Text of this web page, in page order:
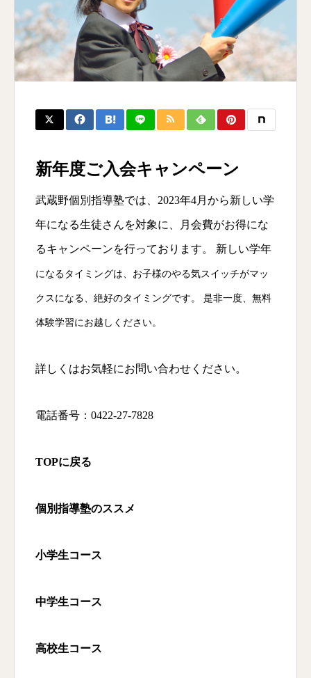
新年度ご入会キャンペーン
武蔵野個別指導塾では、2023年4月から新しい学
年になる生徒さんを対象に、月会費がお得にな
るキャンペーンを行っております。 新しい学年
になるタイミングは、お子様のやる気スイッチがマッ
クスになる、絶好のタイミングです。 是非一度、無料
体験学習にお越しください。
詳しくはお気軽にお問い合わせください。
電話番号：0422-27-7828
TOPに戻る
個別指導塾のススメ
小学生コース
中学生コース
高校生コース